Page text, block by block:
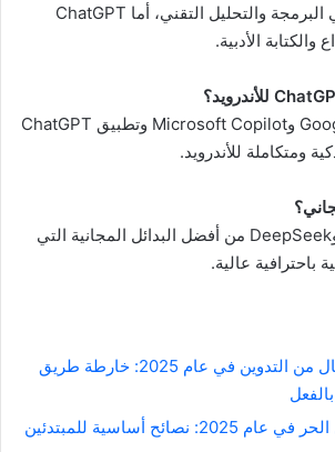
DeepSeek ممتاز في البرمجة والتحليل التقني، أما ChatGPT
والكتابة الأدبية.
تطبيقات Google Gemini وMicrosoft Copilot وتطبيق ChatGPT
ومتكاملة للأندرويد.
Microsoft Copilot وDeepSeek من أفضل البدائل المجانية التي
باحترافية عالية.
كيفية كسب المال من التدوين في عام 2025: خارطة طريق
نصائح أساسية للمبتدئين